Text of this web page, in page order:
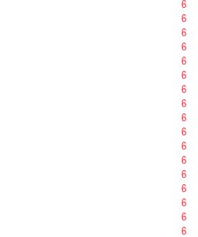
6
6
6
6
6
6
6
6
6
6
6
6
6
6
6
6
6